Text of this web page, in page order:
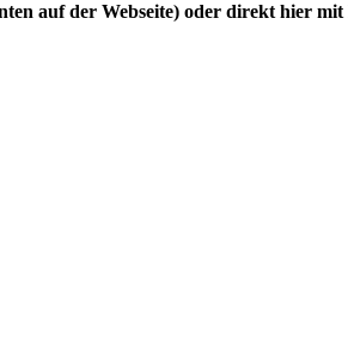
auf der Webseite) oder direkt hier